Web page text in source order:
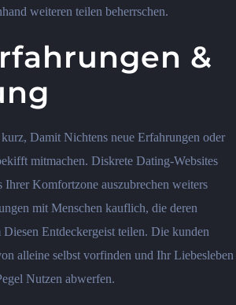
weiteren teilen beherrschen.
&
Damit Nichtens neue Erfahrungen oder
mitmachen. Diskrete Dating-Websites
Ihrer Komfortzone auszubrechen weiters
mit Menschen kauflich, die deren
Entdeckergeist teilen. Die kunden
alleine selbst vorfinden und Ihr Liebesleben
Nutzen abwerfen.